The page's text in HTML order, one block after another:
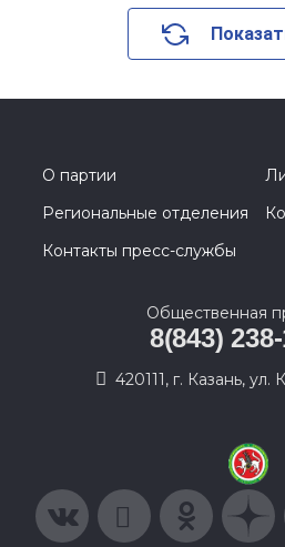
О партии
Региональные отделения
Контакты пресс-службы
Общественная
8(843)
420111, г. Казань, ул.